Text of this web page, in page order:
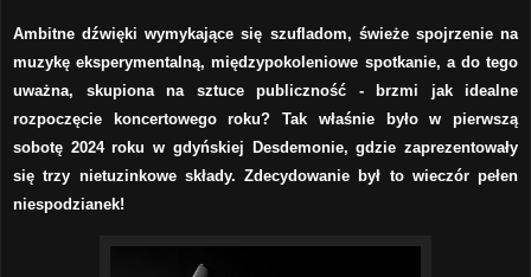
Ambitne dźwięki wymykające się szufladom, świeże spojrzenie na
muzykę eksperymentalną, międzypokoleniowe spotkanie, a do tego
uważna, skupiona na sztuce publiczność - brzmi jak idealne
rozpoczęcie koncertowego roku? Tak właśnie było w pierwszą
sobotę 2024 roku w gdyńskiej Desdemonie, gdzie zaprezentowały
się trzy nietuzinkowe składy. Zdecydowanie był to wieczór pełen
niespodzianek!